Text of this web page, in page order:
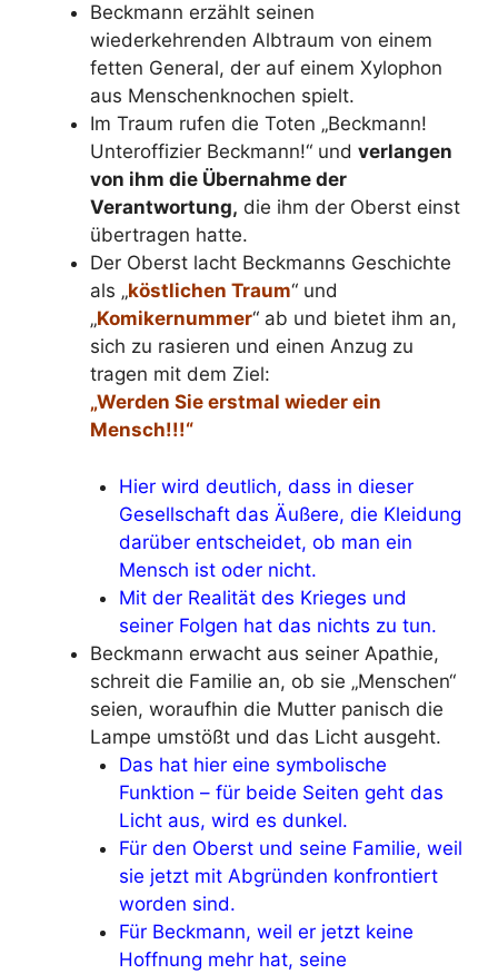
Beckmann erzählt seinen
wiederkehrenden Albtraum von einem
fetten General, der auf einem Xylophon
aus Menschenknochen spielt.
Im Traum rufen die Toten „Beckmann!
Unteroffizier Beckmann!“ und verlangen
von ihm die Übernahme der
Verantwortung, die ihm der Oberst einst
übertragen hatte.
Der Oberst lacht Beckmanns Geschichte
als „köstlichen Traum“ und
„Komikernummer“ ab und bietet ihm an,
sich zu rasieren und einen Anzug zu
tragen mit dem Ziel:
„Werden Sie erstmal wieder ein
Mensch!!!“
Hier wird deutlich, dass in dieser
Gesellschaft das Äußere, die Kleidung
darüber entscheidet, ob man ein
Mensch ist oder nicht.
Mit der Realität des Krieges und
seiner Folgen hat das nichts zu tun.
Beckmann erwacht aus seiner Apathie,
schreit die Familie an, ob sie „Menschen“
seien, woraufhin die Mutter panisch die
Lampe umstößt und das Licht ausgeht.
Das hat hier eine symbolische
Funktion – für beide Seiten geht das
Licht aus, wird es dunkel.
Für den Oberst und seine Familie, weil
sie jetzt mit Abgründen konfrontiert
worden sind.
Für Beckmann, weil er jetzt keine
Hoffnung mehr hat, seine